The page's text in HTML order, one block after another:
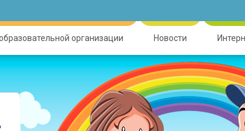
организации Новости